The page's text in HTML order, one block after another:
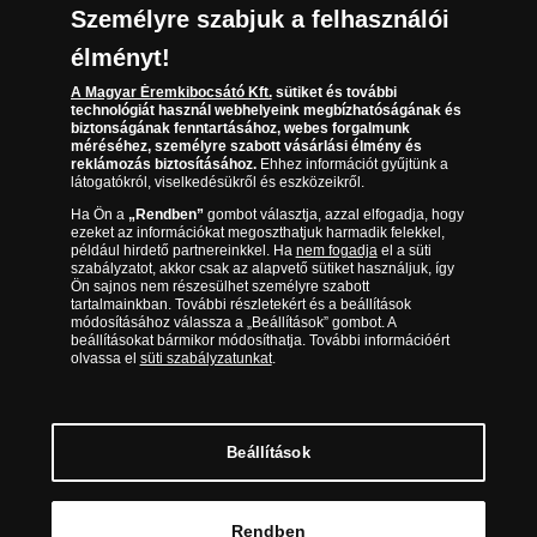
Társaságunkról
Az érmék és érmek ára és értéke
Gyakran ismételt kérdések
Adatkezelés
(díjmentesen hívható hétfőtől csütörtökig 9.00 és 17.00
óra között, péntekenként 9.00 és 15.00 óra között)
Magyar Éremkibocsátó Kft. 1134 Budapest, Váci út 33. Cégjegyzékszám: 01-09-
Bláthy Ottó utca 3-5.) engedélyéhez kötött tevékenységet folytat. Kereskedelmi
Személyre szabjuk a felhasználói
élményt!
A Magyar Éremkibocsátó Kft.sütiket és további
technológiát használ webhelyeink megbízhatóságának és
biztonságának fenntartásához, webes forgalmunk
méréséhez, személyre szabott vásárlási élmény és
reklámozás biztosításához.Ehhez információt gyűjtünk a
látogatókról, viselkedésükről és eszközeikről.
Ha Ön a „Rendben”gombot választja, azzal elfogadja, hogy
ezeket az információkat megoszthatjuk harmadik felekkel,
például hirdető partnereinkkel. Ha nem fogadjael a süti
szabályzatot, akkor csak az alapvető sütiket használjuk, így
Ön sajnos nem részesülhet személyre szabott
tartalmainkban. További részletekért és a beállítások
módosításához válassza a „Beállítások” gombot. A
beállításokat bármikor módosíthatja. További információért
olvassa el süti szabályzatunkat.
Beállítások
Rendben